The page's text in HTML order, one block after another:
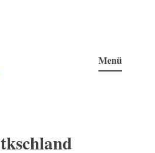
Menü
tkschland